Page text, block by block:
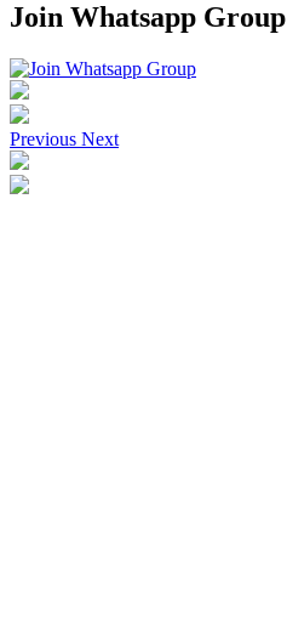
Join Whatsapp Group
Previous Next